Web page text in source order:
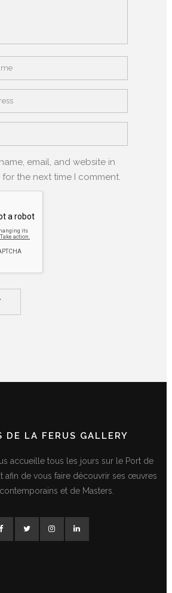
email, and website in
the next time I comment.
DE LA FERUS GALLERY
accueille tous les jours sur le Port de
afin de vous faire découvrir ses œuvres
et de Masters.